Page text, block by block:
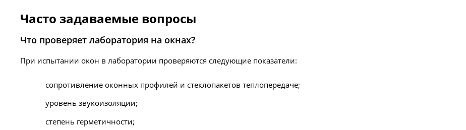
Часто задаваемые вопросы
Что проверяет лаборатория на окнах?
При испытании окон в лаборатории проверяются следующие показатели:
сопротивление оконных профилей и стеклопакетов теплопередаче;
уровень звукоизоляции;
степень герметичности;